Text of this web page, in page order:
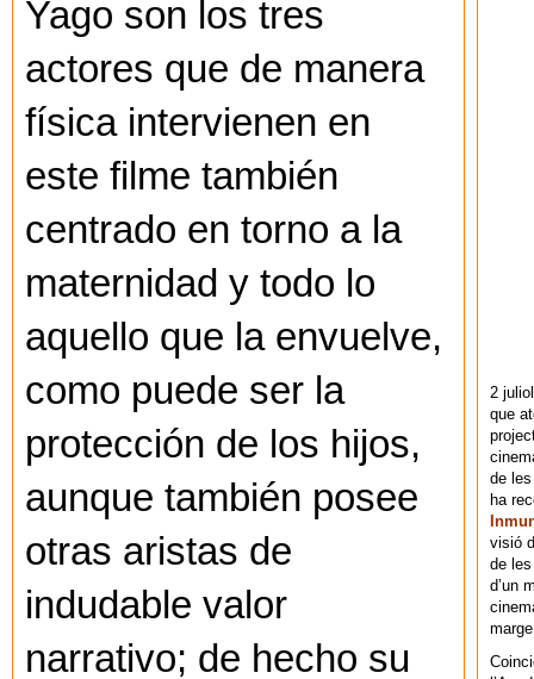
Yago son los tres
actores que de manera
física intervienen en
este filme también
centrado en torno a la
maternidad y todo lo
aquello que la envuelve,
como puede ser la
protección de los hijos,
aunque también posee
otras aristas de
indudable valor
narrativo; de hecho su
2
que
de
ha
visió
de
d’un